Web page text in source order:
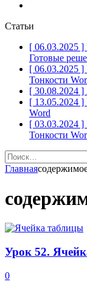
Статьи
[ 06.03.2025 ]
Готовые
[ 06.03.2025 ]
Тонкости
[ 30.08.2024 ]
[ 13.05.2024 ]
Word
[ 03.03.2024 ]
Тонкости
Найти:
Главная
Урок 52.
0